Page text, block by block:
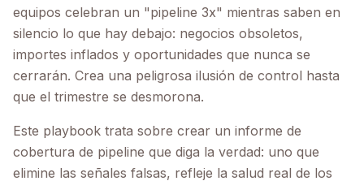
equipos celebran un "pipeline 3x" mientras saben en
silencio lo que hay debajo: negocios obsoletos,
importes inflados y oportunidades que nunca se
cerrarán. Crea una peligrosa ilusión de control hasta
que el trimestre se desmorona.
Este playbook trata sobre crear un informe de
cobertura de pipeline que diga la verdad: uno que
elimine las señales falsas, refleje la salud real de los